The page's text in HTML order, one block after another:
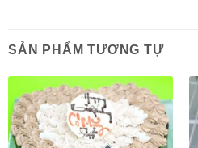
SẢN PHẨM TƯƠNG TỰ